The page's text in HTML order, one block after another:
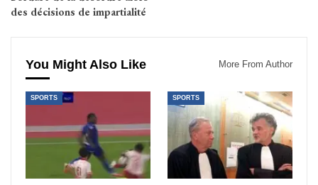
des décisions de impartialité
You Might Also Like More From Author
SPORTS SPORTS